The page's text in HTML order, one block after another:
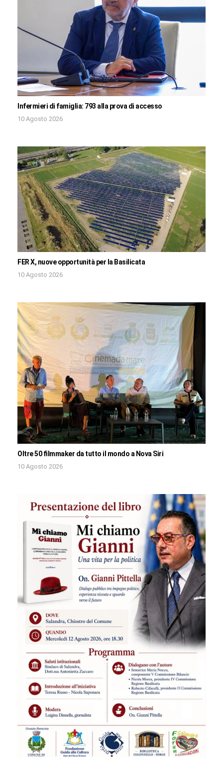
Infermieri di famiglia: 793 alla prova di accesso
10 Agosto 2026
FER X, nuove opportunità per la Basilicata
10 Agosto 2026
Oltre 50 filmmaker da tutto il mondo a Nova Siri
10 Agosto 2026